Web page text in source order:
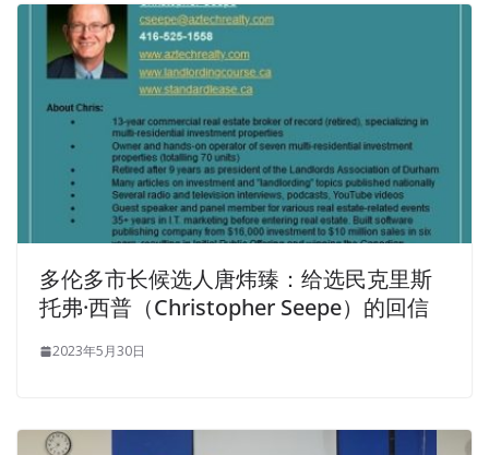
多伦多市长候选人唐炜臻：给选民克里斯
托弗·西普（Christopher Seepe）的回信
2023年5月30日